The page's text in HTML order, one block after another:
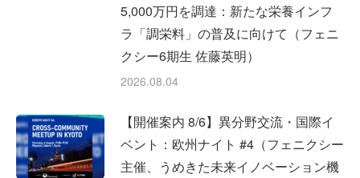
5,000万円を調達：新たな栄養インフ
ラ「調栄料」の普及に向けて（フェニ
クシー6期生 佐藤英明）
2026.08.04
【開催案内 8/6】異分野交流・国際イ
ベント：欧州ナイト #4（フェニクシー
主催、うめきた未来イノベーション機